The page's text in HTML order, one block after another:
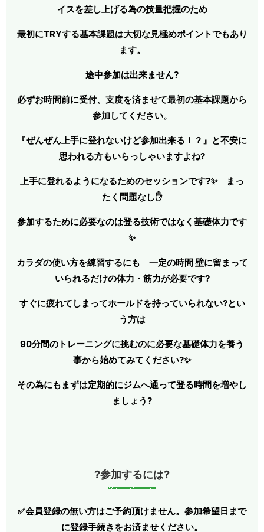
イスを差し上げる為の技量把握のため
最初にTRYする基本課題は大切な見極めポイントでもあり
ます。
途中参加は出来ません?
必ずお時間前に受付、支度を済ませて最初の基本課題から
参加してください。
『ぜんぜん上手に登れないけど参加出来る！？』 と不安に
思われる方もいらっしゃいますよね?
上手に登れるようになるためのセッションです?✨ まっ
たく問題なし✋
参加するために必要なのは登る技術ではなく基礎体力です
✨
カラダの使い方を練習するにも 一定の時間 壁に留まって
いられるだけの体力・筋力が必要です?
すぐに疲れてしまってホールドを持っていられない?とい
う方は
90分間のトレーニングに挑むのに必要な基礎体力を養う
事から始めてみてください?✨
その為にもまずは定期的にジムへ通って登る時間を増やし
ましょう?
?参加するには?
✅会員登録の無い方はご予約頂けません。参加希望日まで
に登録手続きをお済ませください。